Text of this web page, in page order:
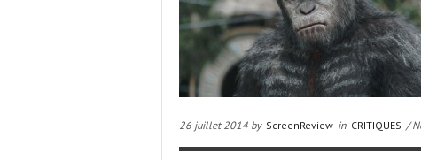
26 juillet 2014 by ScreenReview in CRITIQUES /